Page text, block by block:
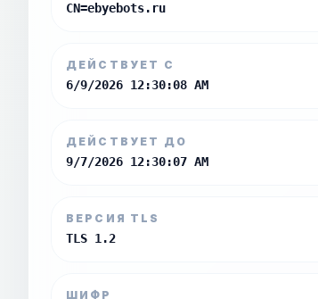
CN=ebyebots.ru
ДЕЙСТВУЕТ С
6/9/2026 12:30:08 AM
ДЕЙСТВУЕТ ДО
9/7/2026 12:30:07 AM
ВЕРСИЯ TLS
TLS 1.2
ШИФР